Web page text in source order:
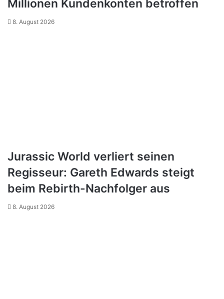
Millionen Kundenkonten betroffen
8. August 2026
Jurassic World verliert seinen
Regisseur: Gareth Edwards steigt
beim Rebirth-Nachfolger aus
8. August 2026